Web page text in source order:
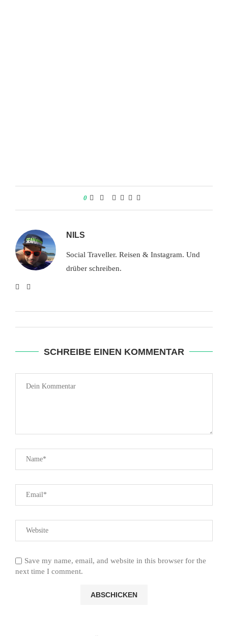
0
NILS
Social Traveller. Reisen & Instagram. Und
drüber schreiben.
SCHREIBE EINEN KOMMENTAR
Save my name, email, and website in this browser for the
next time I comment.